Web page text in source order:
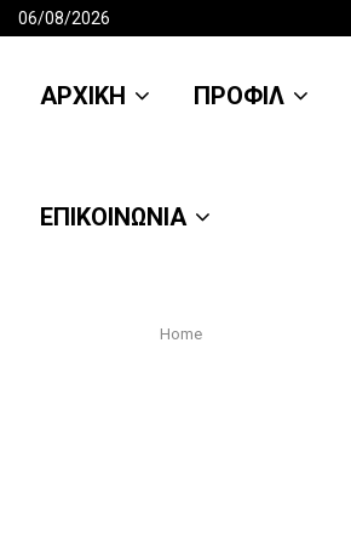
06/08/2026
ΑΡΧΙΚΗ ΠΡΟΦΙΛ
ΕΠΙΚΟΙΝΩΝΙΑ
Home